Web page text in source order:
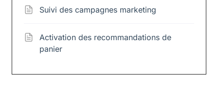
Suivi des campagnes marketing
Activation des recommandations de
panier